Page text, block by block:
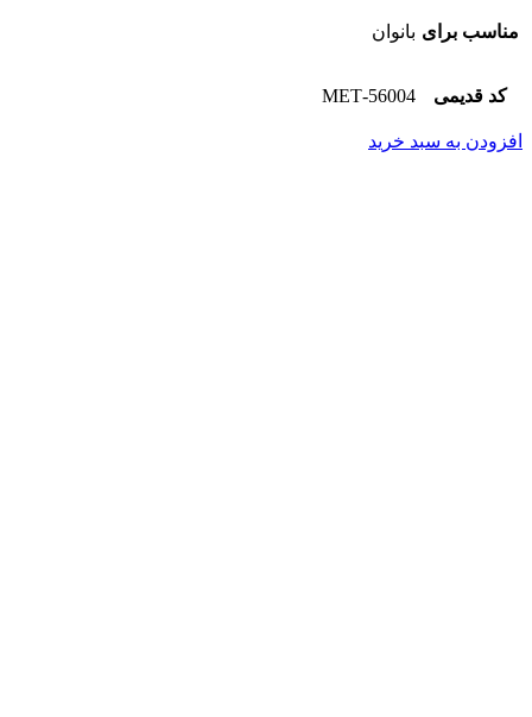
مناسب برای بانوان
کد قدیمی 56004-MET
افزودن به سبد خرید